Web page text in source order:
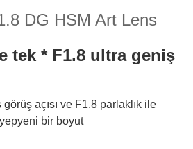
DG HSM Art Lens
tek * F1.8 ultra geniş
açısı ve F1.8 parlaklık ile
bir boyut